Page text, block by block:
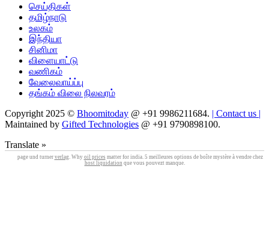
செய்திகள்
தமிழ்நாடு
உலகம்
இந்தியா
சினிமா
விளையாட்டு
வணிகம்
வேலைவாய்ப்பு
தங்கம் விலை நிலவரம்
Copyright 2025 © Bhoomitoday @ +91 9986211684. | Contact us |
Maintained by Gifted Technologies @ +91 9790898100.
Translate »
page und turner verlag . Why oil prices matter for india. 5 meilleures options de boîte mystère à vendre chez
host liquidation que vous pouvezt manque.